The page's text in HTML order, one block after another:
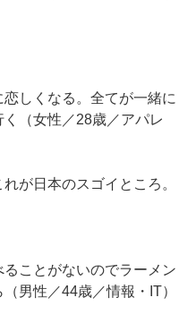
恋しくなる。全てが一緒に
（女性／28歳／アパレ
が日本のスゴイところ。
ることがないのでラーメン
男性／44歳／情報・IT）